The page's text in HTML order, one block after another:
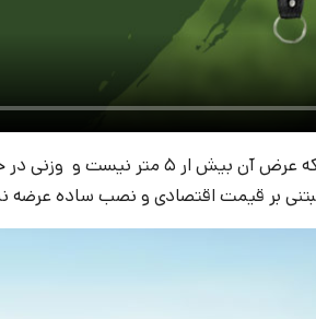
بر قیمت اقتصادی و نصب ساده عرضه